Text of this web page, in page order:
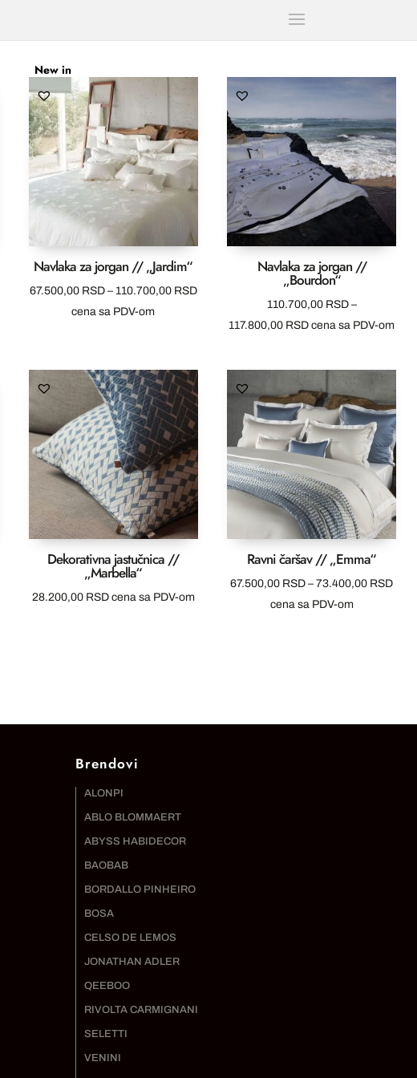
New in
Navlaka za jorgan // „Jardim“
67.500,00 RSD – 110.700,00 RSDRaspon
do
110.700,00 RSD
cena sa PDV-om
Navlaka za jorgan //
„Bourdon“
110.700,00 RSD –
117.800,00 RSDRaspon
110.700,00 RSD
do
117.800,00 RSD
cena sa PDV-om
Dekorativna jastučnica //
„Marbella“
28.200,00 RSD cena sa PDV-om
Ravni čaršav // „Emma“
67.500,00 RSD – 73.400,00 RSD
cena sa PDV-om
Brendovi
ALONPI
ABLO BLOMMAERT
ABYSS HABIDECOR
BAOBAB
BORDALLO PINHEIRO
BOSA
CELSO DE LEMOS
JONATHAN ADLER
QEEBOO
RIVOLTA CARMIGNANI
SELETTI
VENINI